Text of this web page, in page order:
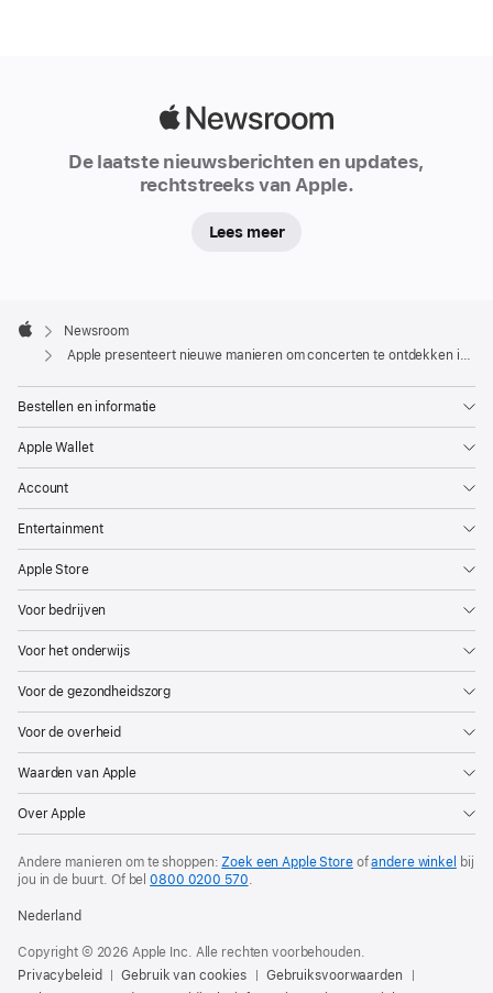
niemand
missen.
informatie
over
live
optredens,
manieren
te
in
Apple Kaarten
en
Apple Music.
Deze
nieuwe
zijn
speciaal
ontwikkeld
livemuziek
en
De laatste nieuwsberichten en updates,
rechtstreeks van Apple.
Lees meer
Footer

Apple
Newsroom
Apple presenteert nieuwe manieren om concerten te ontdekken in Apple Kaarten en Apple Music
Bestellen en informatie
Apple Wallet
Account
Entertainment
Apple Store
Voor bedrijven
Voor het onderwijs
Voor de gezondheidszorg
Voor de overheid
Waarden van Apple
Over Apple
Andere manieren om te shoppen:Zoek een Apple Storeofandere winkel bij
jou in de buurt. Of bel0800 0200 570.
Nederland
Copyright © 2026 Apple Inc. Alle rechten voorbehouden.
Privacybeleid
Gebruik van cookies
Gebruiksvoorwaarden